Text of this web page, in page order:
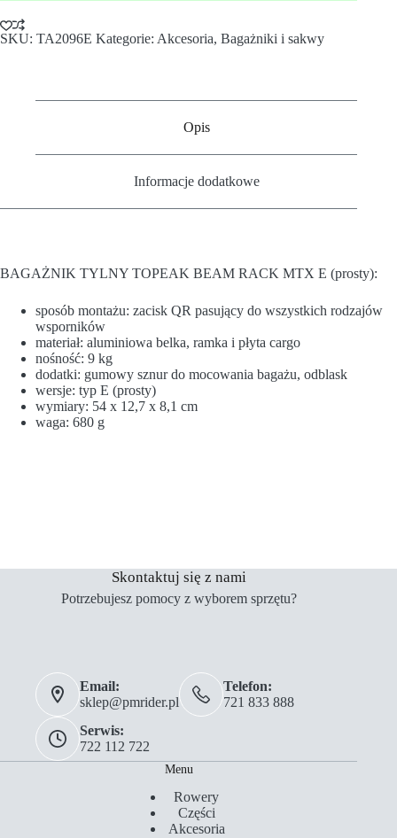
SKU: TA2096E Kategorie: Akcesoria, Bagażniki i sakwy
Opis
Informacje dodatkowe
BAGAŻNIK TYLNY TOPEAK BEAM RACK MTX E (prosty):
sposób montażu: zacisk QR pasujący do wszystkich rodzajów
wsporników
materiał: aluminiowa belka, ramka i płyta cargo
nośność: 9 kg
dodatki: gumowy sznur do mocowania bagażu, odblask
wersje: typ E (prosty)
wymiary: 54 x 12,7 x 8,1 cm
waga: 680 g
Skontaktuj się z nami
Potrzebujesz pomocy z wyborem sprzętu?
Email:
sklep@pmrider.pl
Telefon:
721 833 888
Serwis:
722 112 722
Menu
Rowery
Części
Akcesoria